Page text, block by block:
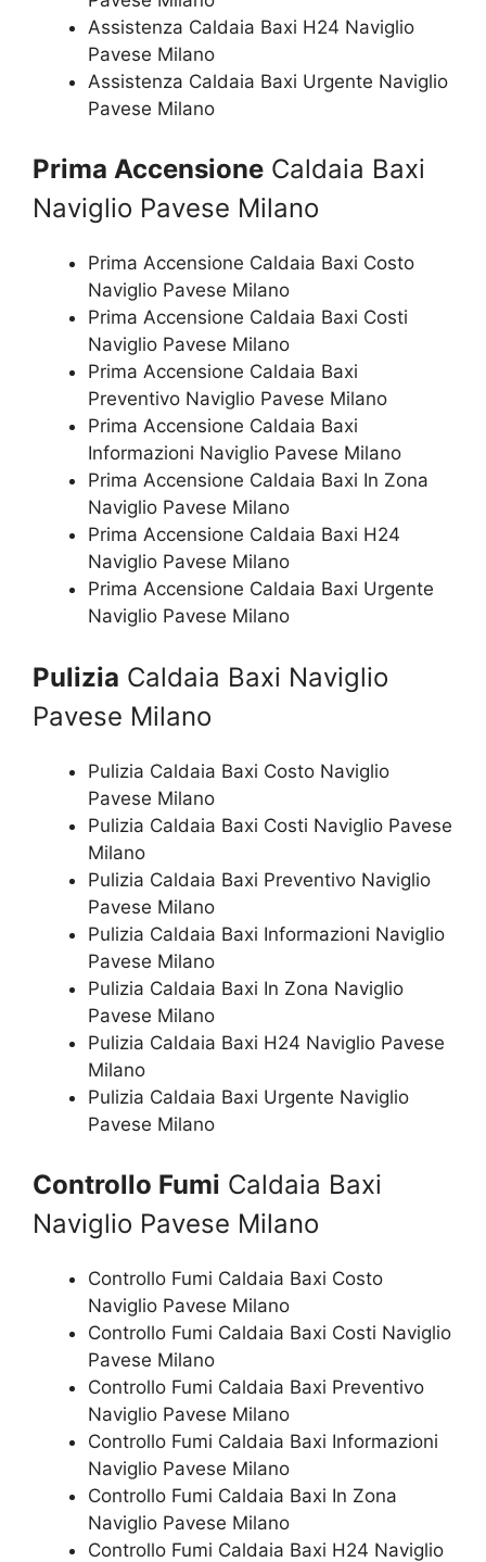
Assistenza Caldaia Baxi H24 Naviglio
Pavese Milano
Assistenza Caldaia Baxi Urgente Naviglio
Pavese Milano
Prima Accensione Caldaia Baxi
Naviglio Pavese Milano
Prima Accensione Caldaia Baxi Costo
Naviglio Pavese Milano
Prima Accensione Caldaia Baxi Costi
Naviglio Pavese Milano
Prima Accensione Caldaia Baxi
Preventivo Naviglio Pavese Milano
Prima Accensione Caldaia Baxi
Informazioni Naviglio Pavese Milano
Prima Accensione Caldaia Baxi In Zona
Naviglio Pavese Milano
Prima Accensione Caldaia Baxi H24
Naviglio Pavese Milano
Prima Accensione Caldaia Baxi Urgente
Naviglio Pavese Milano
Pulizia Caldaia Baxi Naviglio
Pavese Milano
Pulizia Caldaia Baxi Costo Naviglio
Pavese Milano
Pulizia Caldaia Baxi Costi Naviglio Pavese
Milano
Pulizia Caldaia Baxi Preventivo Naviglio
Pavese Milano
Pulizia Caldaia Baxi Informazioni Naviglio
Pavese Milano
Pulizia Caldaia Baxi In Zona Naviglio
Pavese Milano
Pulizia Caldaia Baxi H24 Naviglio Pavese
Milano
Pulizia Caldaia Baxi Urgente Naviglio
Pavese Milano
Controllo Fumi Caldaia Baxi
Naviglio Pavese Milano
Controllo Fumi Caldaia Baxi Costo
Naviglio Pavese Milano
Controllo Fumi Caldaia Baxi Costi Naviglio
Pavese Milano
Controllo Fumi Caldaia Baxi Preventivo
Naviglio Pavese Milano
Controllo Fumi Caldaia Baxi Informazioni
Naviglio Pavese Milano
Controllo Fumi Caldaia Baxi In Zona
Naviglio Pavese Milano
Controllo Fumi Caldaia Baxi H24 Naviglio